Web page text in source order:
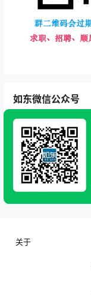
如东微信公众号
关于